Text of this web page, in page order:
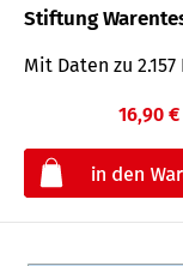
Stiftung
Mit Daten zu 2.157
16,90 €